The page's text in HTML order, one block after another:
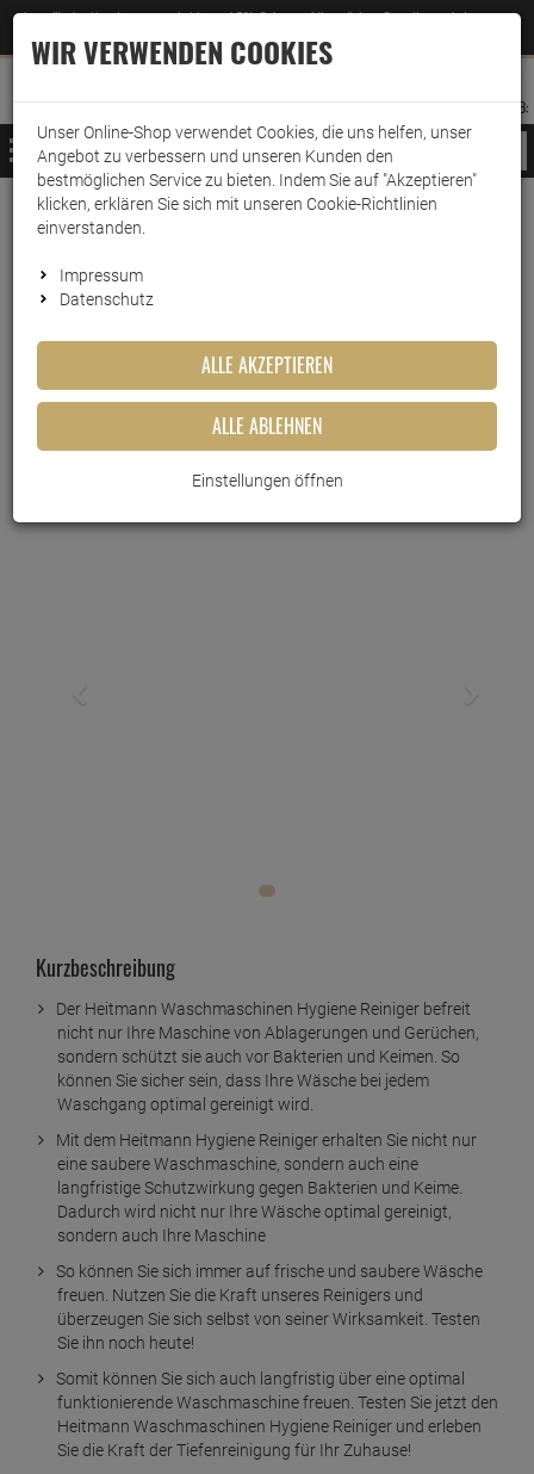
Jetzt für den Newsletter entscheiden und 5% Rabatt auf Ihre nächste Bestellung erhalten
–Zum Newsletter
ANMELDEN
AUFKLAPPEN
MERKZETTEL
WARENKORB:
MENÜ
Weiter einkaufen www.wark24.de Drogerie
Wäschepflege
Maschinenreiniger und Entfärbung
Heitmann Waschmaschinen
Hygiene Reiniger 250ml
Kurzbeschreibung
Der Heitmann Waschmaschinen Hygiene Reiniger befreit
nicht nur Ihre Maschine von Ablagerungen und Gerüchen,
sondern schützt sie auch vor Bakterien und Keimen. So
können Sie sicher sein, dass Ihre Wäsche bei jedem
Waschgang optimal gereinigt wird.
Mit dem Heitmann Hygiene Reiniger erhalten Sie nicht nur
eine saubere Waschmaschine, sondern auch eine
langfristige Schutzwirkung gegen Bakterien und Keime.
Dadurch wird nicht nur Ihre Wäsche optimal gereinigt,
sondern auch Ihre Maschine
So können Sie sich immer auf frische und saubere Wäsche
freuen. Nutzen Sie die Kraft unseres Reinigers und
überzeugen Sie sich selbst von seiner Wirksamkeit. Testen
Sie ihn noch heute!
Somit können Sie sich auch langfristig über eine optimal
funktionierende Waschmaschine freuen. Testen Sie jetzt den
Heitmann Waschmaschinen Hygiene Reiniger und erleben
Sie die Kraft der Tiefenreinigung für Ihr Zuhause!
WIR VERWENDEN COOKIES
Unser Online-Shop verwendet Cookies, die uns helfen, unser
Angebot zu verbessern und unseren Kunden den
bestmöglichen Service zu bieten. Indem Sie auf "Akzeptieren"
klicken, erklären Sie sich mit unseren Cookie-Richtlinien
einverstanden.
Impressum
Datenschutz
ALLE AKZEPTIEREN
ALLE ABLEHNEN
Einstellungen öffnen